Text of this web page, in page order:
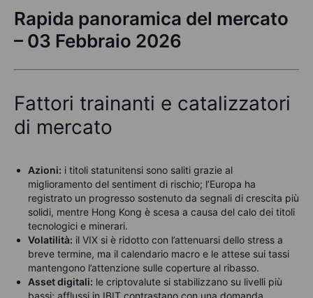
Rapida panoramica del mercato
– 03 Febbraio 2026
Fattori trainanti e catalizzatori
di mercato
Azioni: i titoli statunitensi sono saliti grazie al
miglioramento del sentiment di rischio; l’Europa ha
registrato un progresso sostenuto da segnali di crescita più
solidi, mentre Hong Kong è scesa a causa del calo dei titoli
tecnologici e minerari.
Volatilità: il VIX si è ridotto con l’attenuarsi dello stress a
breve termine, ma il calendario macro e le attese sui tassi
mantengono l’attenzione sulle coperture al ribasso.
Asset digitali: le criptovalute si stabilizzano su livelli più
bassi; afflussi in IBIT contrastano con una domanda